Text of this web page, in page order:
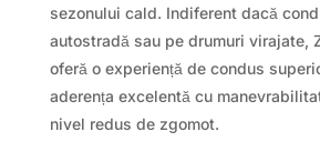
sezonului cald. Indiferent dacă
autostradă sau pe drumuri virajate,
oferă o experiență de condus
aderența excelentă cu
nivel redus de zgomot.